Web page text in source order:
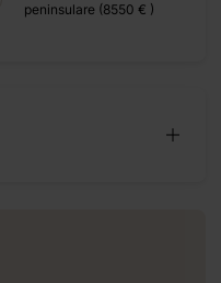
peninsulare (8550 € )